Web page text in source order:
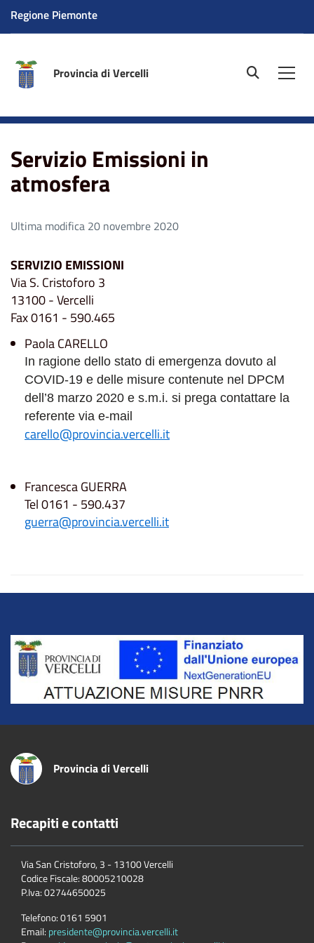
Regione Piemonte
Provincia di Vercelli site.searc
Servizio Emissioni in
atmosfera
Ultima modifica 20 novembre 2020
SERVIZIO EMISSIONI
Via S. Cristoforo 3
13100 - Vercelli
Fax 0161 - 590.465
Paola CARELLO
In ragione dello stato di emergenza dovuto al
COVID-19 e delle misure contenute nel DPCM
dell’8 marzo 2020 e s.m.i. si prega contattare la
referente via e-mail
carello@provincia.vercelli.it
Francesca GUERRA
Tel 0161 - 590.437
guerra@provincia.vercelli.it
Title
Provincia di Vercelli
Recapiti e contatti
Via San Cristoforo, 3 - 13100 Vercelli
Codice Fiscale:80005210028
P.Iva:02744650025
Telefono:0161 5901
Email: presidente@provincia.vercelli.it